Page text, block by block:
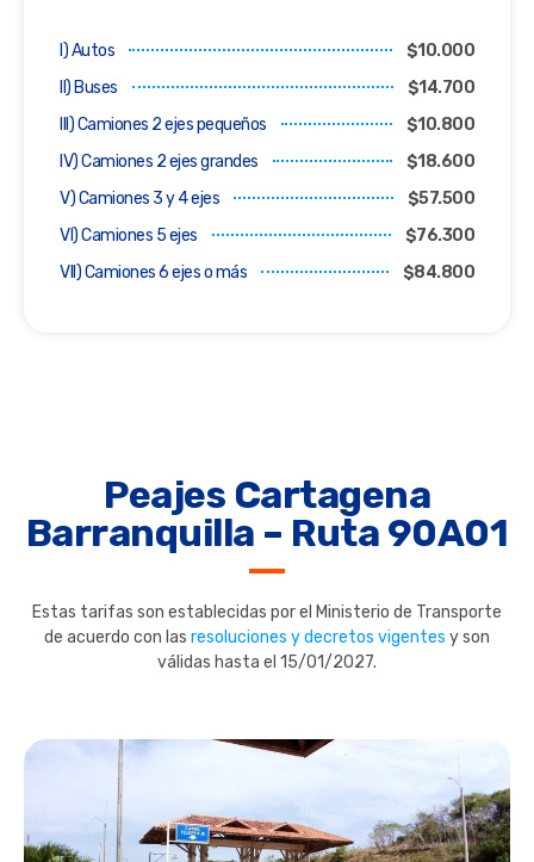
I) Autos
$10.000
II) Buses
$14.700
III) Camiones 2 ejes pequeños
$10.800
IV) Camiones 2 ejes grandes
$18.600
V) Camiones 3 y 4 ejes
$57.500
VI) Camiones 5 ejes
$76.300
VII) Camiones 6 ejes o más
$84.800
Peajes Cartagena
Barranquilla – Ruta 90A01
Estas tarifas son establecidas por el Ministerio de Transporte
de acuerdo con las resoluciones y decretos vigentes y son
válidas hasta el 15/01/2027.